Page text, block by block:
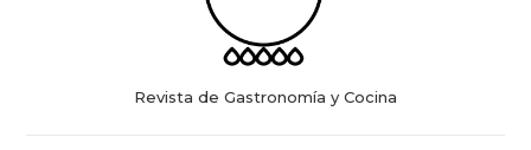
Revista de Gastronomía y Cocina